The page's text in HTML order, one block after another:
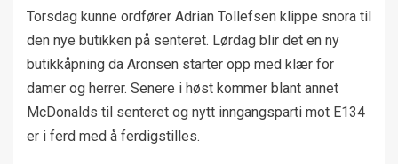
Torsdag kunne ordfører Adrian Tollefsen klippe snora til
den nye butikken på senteret. Lørdag blir det en ny
butikkåpning da Aronsen starter opp med klær for
damer og herrer. Senere i høst kommer blant annet
McDonalds til senteret og nytt inngangsparti mot E134
er i ferd med å ferdigstilles.